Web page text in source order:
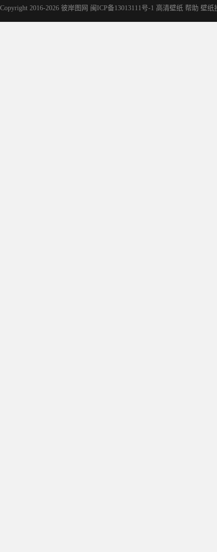
Copyright 2016-2026 彼岸图网 闽ICP备13013111号-1 高清壁纸 帮助 壁纸